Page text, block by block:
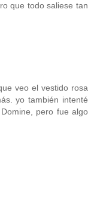
que todo saliese tan
veo el vestido rosa
yo también intenté
pero fue algo